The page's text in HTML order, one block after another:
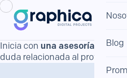
Blog
Inicia con una asesoría gratuita
duda relacionada al proyecto